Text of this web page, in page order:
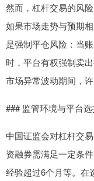
然而，杠杆交易的风
如果市场走势与预期
是强制平仓风险：当
时，平台有权强制卖
市场异常波动期间，
### 监管环境与平台选
中国证监会对杠杆交
资融券需满足一定条
经验超过6个月等。在